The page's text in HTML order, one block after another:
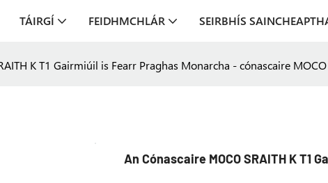
TÁIRGÍ FEIDHMCHLÁR SEIRBHÍS
K T1 Gairmiúil is Fearr Praghas Monarcha - cónascaire MOCO
An Cónascaire MOCO SRAITH K T1